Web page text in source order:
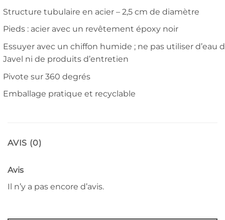
Structure tubulaire en acier – 2,5 cm de diamètre
Pieds : acier avec un revêtement époxy noir
Essuyer avec un chiffon humide ; ne pas utiliser d’eau
Javel ni de produits d’entretien
Pivote sur 360 degrés
Emballage pratique et recyclable
AVIS (0)
Avis
Il n’y a pas encore d’avis.